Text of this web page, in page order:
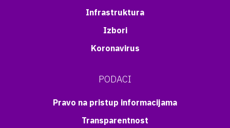
Infrastruktura
Izbori
Koronavirus
PODACI
Pravo na pristup informacijama
Transparentnost